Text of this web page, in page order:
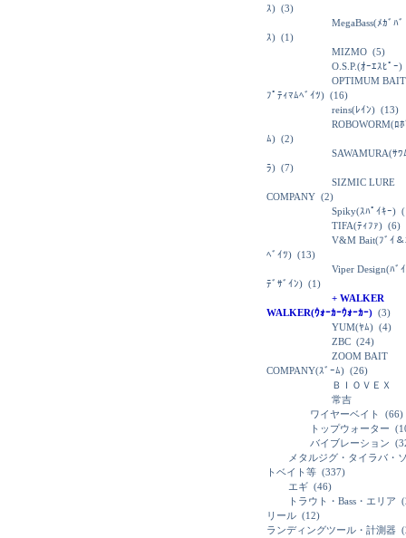
ｽ) (3)
MegaBass(ﾒｶﾞﾊﾞ
ｽ) (1)
MIZMO (5)
O.S.P.(ｵｰｴｽﾋﾟｰ)
OPTIMUM
ﾌﾟﾃｨﾏﾑﾍﾞｲﾂ) (16)
reins(ﾚｲﾝ) (13)
ROBOWORM(ﾛ
ﾑ) (2)
SAWAMURA(ｻﾜ
ﾗ) (7)
SIZMIC LURE
COMPANY (2)
Spiky(ｽﾊﾟｲｷｰ)
TIFA(ﾃｨﾌｧ) (6)
V&M Bait(ﾌﾞｲ＆
ﾍﾞｲﾂ) (13)
Viper Design(ﾊﾞ
ﾃﾞｻﾞｲﾝ) (1)
+ WALKER
WALKER(ｳｫｰｶｰｳｫｰｶｰ) (3)
YUM(ﾔﾑ) (4)
ZBC (24)
ZOOM BAIT
COMPANY(ｽﾞｰﾑ) (26)
ＢＩＯＶＥＸ
常吉
ワイヤーベイト
(66)
トップウォーター
バイブレーション
メタルジグ・タイラバ・
トベイト等 (337)
エギ (46)
トラウト・Bass・エリア
リール (12)
ランディングツール・計測器